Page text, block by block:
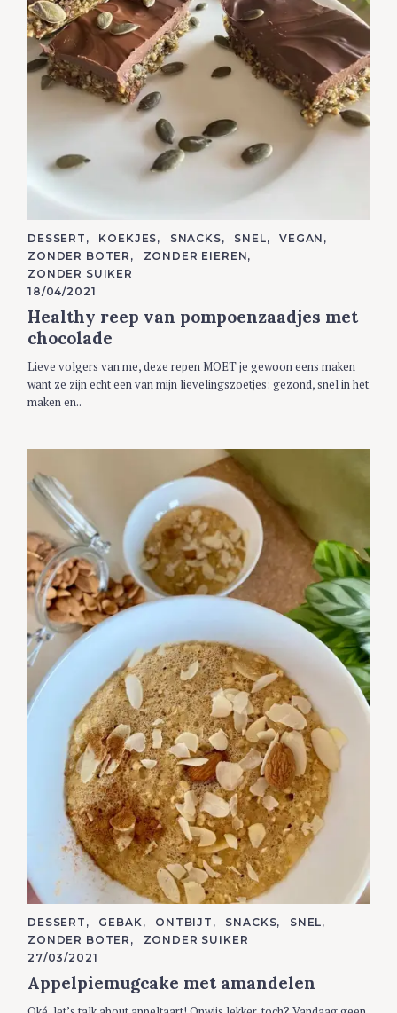
C
A
T
E
G
O
R
I
S
DESSERT KOEKJES SNACKS SNEL
VEGAN
ZONDER BOTER
ZONDER EIEREN
ZONDER SUIKER
18/04/2021
Healthy reep van pompoenzaadjes met
chocolade
Lieve volgers van me, deze repen MOET je gewoon eens maken
want ze zijn echt een van mijn lievelingszoetjes: gezond, snel in het
maken en..
C
A
T
E
O
R
DESSERT GEBAK ONTBIJT SNACKS
SNEL
ZONDER BOTER
ZONDER SUIKER
27/03/2021
Appelpiemugcake met amandelen